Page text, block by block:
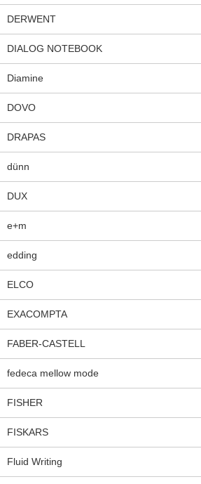
DERWENT
DIALOG NOTEBOOK
Diamine
DOVO
DRAPAS
dünn
DUX
e+m
edding
ELCO
EXACOMPTA
FABER-CASTELL
fedeca mellow mode
FISHER
FISKARS
Fluid Writing